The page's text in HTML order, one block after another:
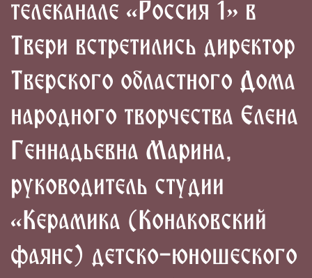
телеканале «Россия 1» в
Твери встретились директор
Тверского областного Дома
народного творчества Елена
Геннадьевна Марина,
руководитель студии
«Керамика (Конаковский
фаянс) детско-юношеского